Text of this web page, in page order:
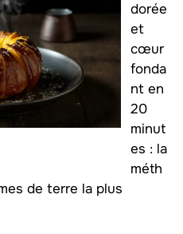
dorée
et
cœur
fonda
nt en
20
minut
es : la
méth
de terre la plus